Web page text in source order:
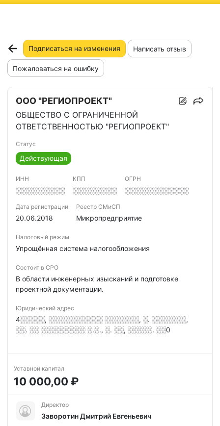
Подписаться на изменения Написать отзыв
Пожаловаться на ошибку
ООО "РЕГИОПРОЕКТ"
ОБЩЕСТВО С ОГРАНИЧЕННОЙ
ОТВЕТСТВЕННОСТЬЮ "РЕГИОПРОЕКТ"
Статус
Действующая
ИНН
░░░░░░░░░░
КПП
░░░░░░░░░
ОГРН
░░░░░░░░░░░░░
Дата регистрации
20.06.2018
Реестр СМиСП
Микропредприятие
Налоговый режим
Упрощённая система налогообложения
Состоит в СРО
В области инженерных изысканий и подготовке
проектной документации.
Юридический адрес
4░░░░░, ░░░░░░░░░░░ ░░░░░░░, ░. ░░░░░░░,
░░. ░░ ░░░░░░░░░ ░.░., ░. ░░, ░░░░░. ░░0
Уставной капитал
10 000,00 ₽
Директор
Заворотин Дмитрий Евгеньевич